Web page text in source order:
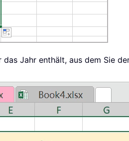
Jahr enthält, aus dem Sie